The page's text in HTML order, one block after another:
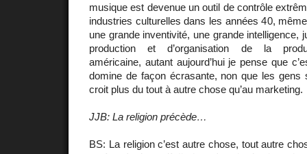
musique est devenue un outil de contrôle
industries culturelles dans les années 40,
une grande inventivité, une grande intelligence,
production et d’organisation de la
américaine, autant aujourd’hui je pense que
domine de façon écrasante, non que les gens
croit plus du tout à autre chose qu’au marketing.
JJB: La religion précède…
BS: La religion c’est autre chose, tout autre